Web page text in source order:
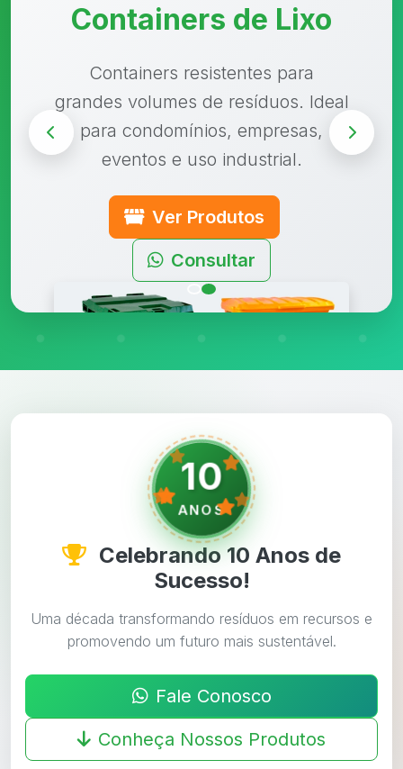
Containers de Lixo
Containers resistentes para
grandes volumes de resíduos. Ideal
para condomínios, empresas,
eventos e uso industrial.
Ver Produtos
Consultar
10
ANOS
Celebrando 10 Anos de
Sucesso!
Uma década transformando resíduos em recursos e
promovendo um futuro mais sustentável.
Fale Conosco
Conheça Nossos Produtos